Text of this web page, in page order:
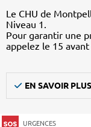
Le CHU de
Niveau 1.
Pour garantir une
appelez le 15
EN SAVOIR PLUS
URGENCES